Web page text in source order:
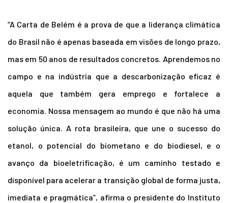
“A Carta de Belém é a prova de que a liderança climática
do Brasil não é apenas baseada em visões de longo prazo,
mas em 50 anos de resultados concretos. Aprendemos no
campo e na indústria que a descarbonização eficaz é
aquela que também gera emprego e fortalece a
economia. Nossa mensagem ao mundo é que não há uma
solução única. A rota brasileira, que une o sucesso do
etanol, o potencial do biometano e do biodiesel, e o
avanço da bioeletrificação, é um caminho testado e
disponível para acelerar a transição global de forma justa,
imediata e pragmática”, afirma o presidente do Instituto